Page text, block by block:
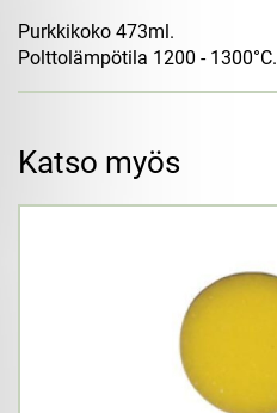
Purkkikoko 473ml.
Polttolämpötila 1200 - 1300°C.
Katso myös